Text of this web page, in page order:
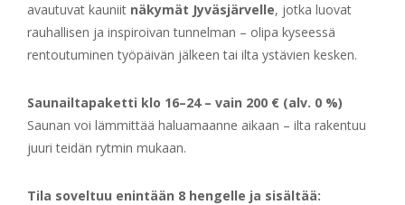
avautuvat kauniit näkymät Jyväsjärvelle, jotka luovat
rauhallisen ja inspiroivan tunnelman – olipa kyseessä
rentoutuminen työpäivän jälkeen tai ilta ystävien kesken.
Saunailtapaketti klo 16–24 – vain 200 € (alv. 0 %)
Saunan voi lämmittää haluamaanne aikaan – ilta rakentuu
juuri teidän rytmin mukaan.
Tila soveltuu enintään 8 hengelle ja sisältää: